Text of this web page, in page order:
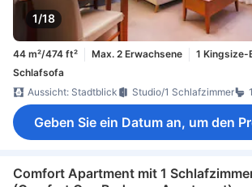
1/18
44 m²/474 ft² Max. 2 Erwachsene
1 Kingsize-
Schlafsofa
Aussicht: Stadtblick
Studio/1 Schlafzimmer
Geben Sie ein Datum an, um den
Comfort Apartment mit 1